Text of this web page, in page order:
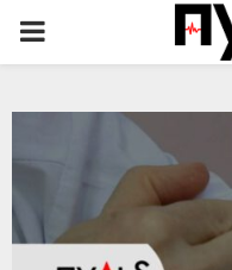
PRIMARY